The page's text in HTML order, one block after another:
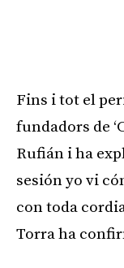
Fins i tot el
fundadors de
Rufián i ha
sesión yo vi
con toda
Torra ha